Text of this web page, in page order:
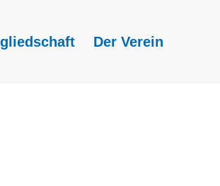
Der Verein